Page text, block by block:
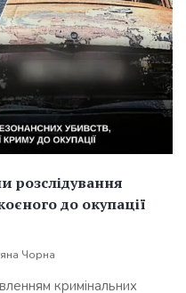
розслідування
до окупації
Чорна
кримінальних